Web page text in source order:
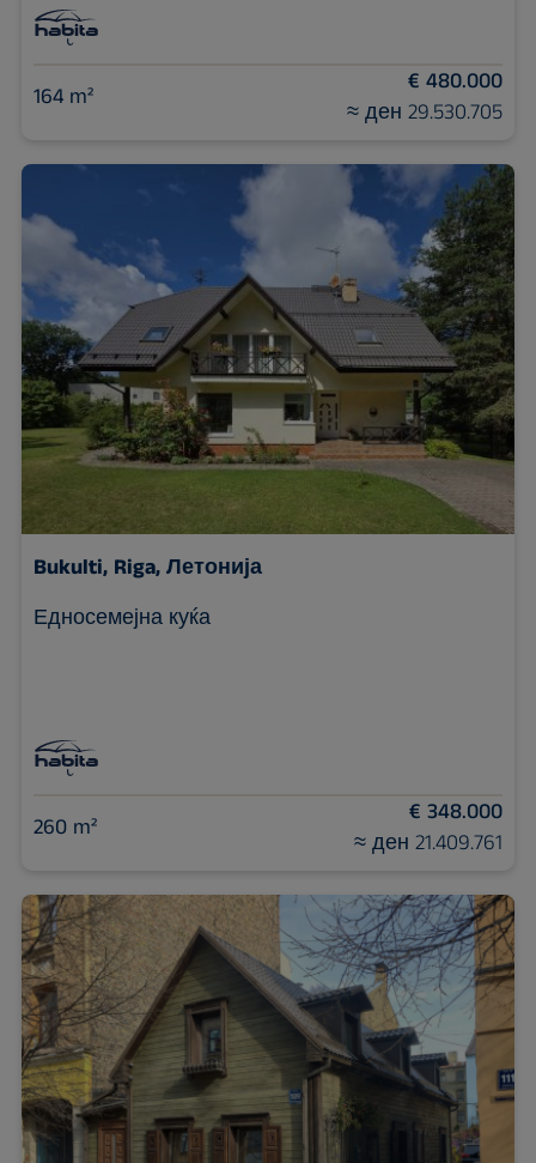
164 m²
€ 480.000
≈ ден 29.530.705
Bukulti, Riga, Летонија
Едносемејна куќа
260 m²
€ 348.000
≈ ден 21.409.761